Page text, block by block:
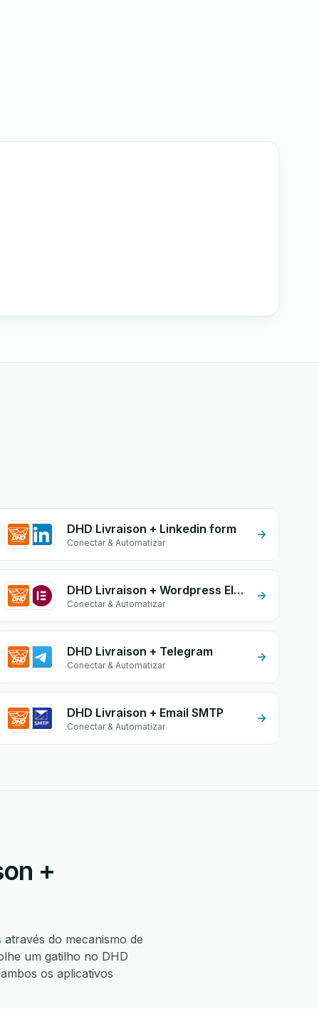
DHD Livraison + Linkedin form
Conectar & Automatizar
DHD Livraison + Wordpress Elementor
Conectar & Automatizar
DHD Livraison + Telegram
Conectar & Automatizar
DHD Livraison + Email SMTP
Conectar & Automatizar
+
através do mecanismo de
um gatilho no DHD
os aplicativos